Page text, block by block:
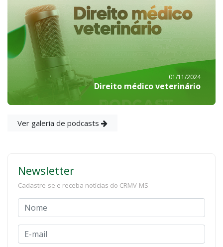
01/11/2024
Direito médico veterinário
Ver galeria de podcasts
Newsletter
Cadastre-se e receba notícias do CRMV-MS